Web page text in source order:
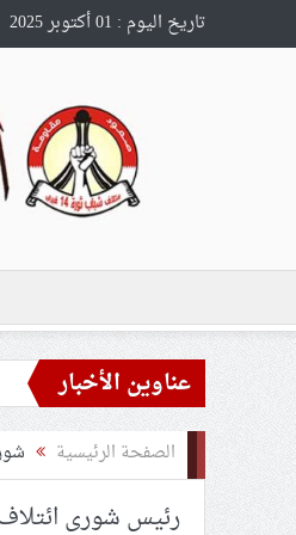
تاريخ اليوم : 01 أكتوبر 2025
عناوين الأخبار
الصفحة الرئيسية